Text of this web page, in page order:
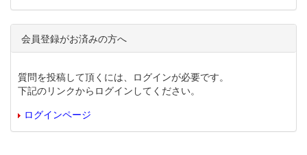
会員登録がお済みの方へ
質問を投稿して頂くには、ログインが必要です。
下記のリンクからログインしてください。
ログインページ